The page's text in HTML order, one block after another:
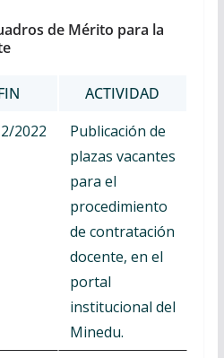
de Mérito para la
ACTIVIDAD
2022
Publicación de
plazas vacantes
para el
procedimiento
de contratación
docente, en el
portal
institucional del
Minedu.